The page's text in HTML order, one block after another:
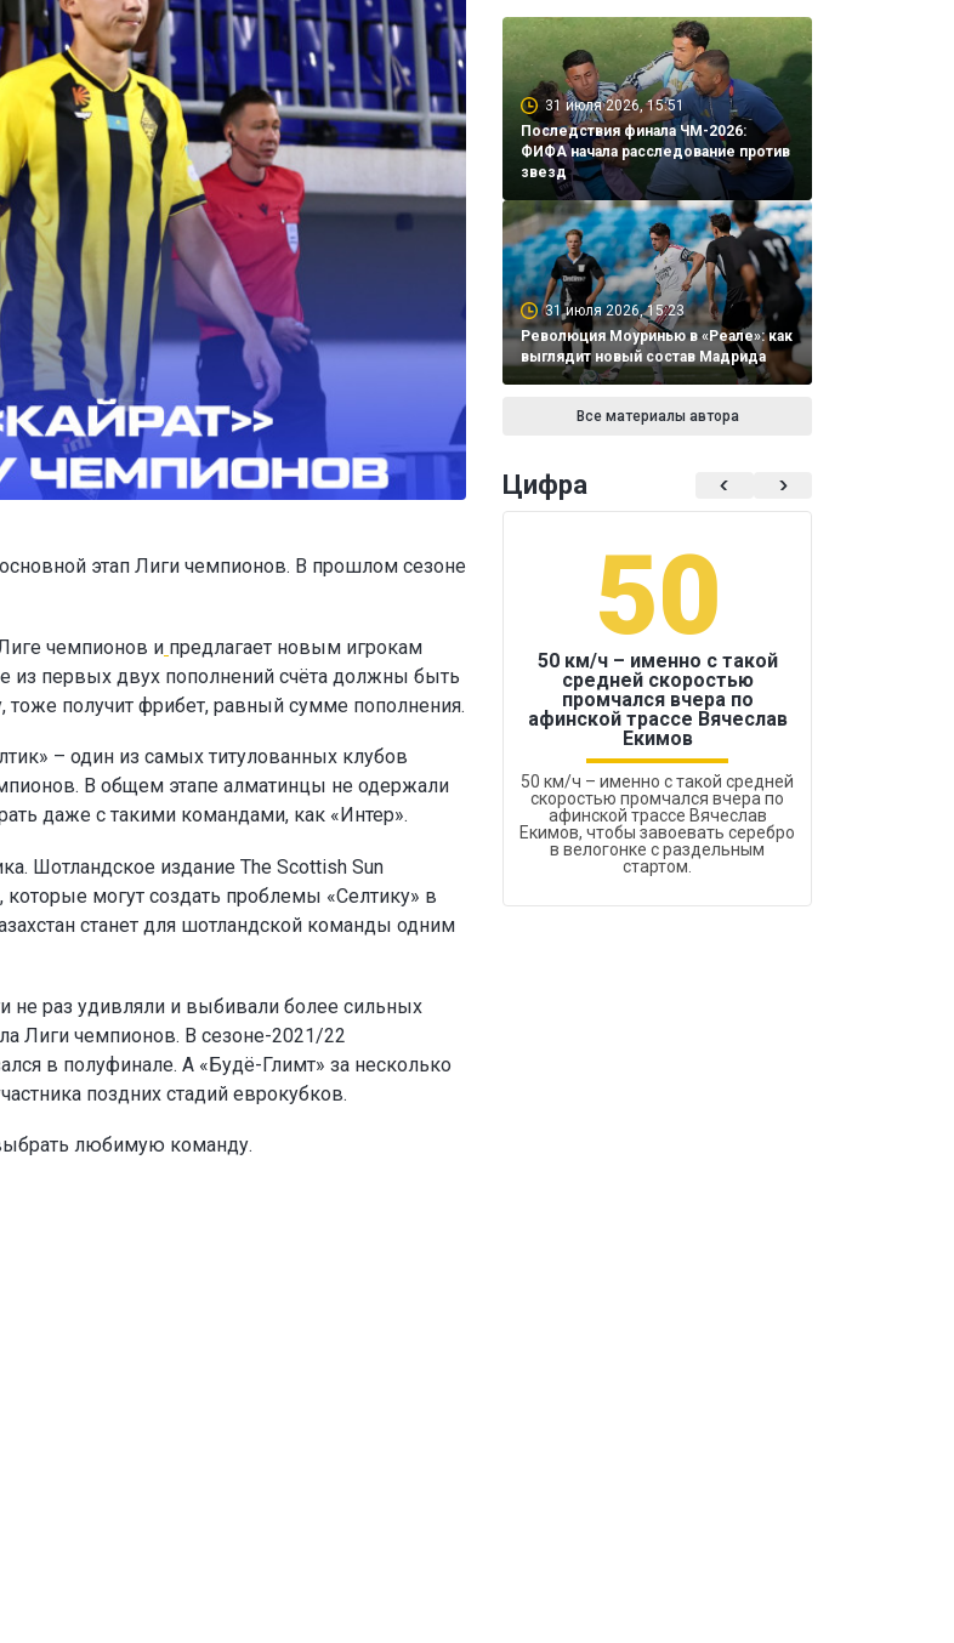
этап Лиги чемпионов. В прошлом сезоне
чемпионов и предлагает новым игрокам
из первых двух пополнений счёта должны быть
тоже получит фрибет, равный сумме пополнения.
– один из самых титулованных клубов
В общем этапе алматинцы не одержали
даже с такими командами, как «Интер».
Шотландское издание The Scottish Sun
могут создать проблемы «Селтику» в
станет для шотландской команды одним
не раз удивляли и выбивали более сильных
Лиги чемпионов. В сезоне-2021/22
в полуфинале. А «Будё-Глимт» за несколько
поздних стадий еврокубков.
любимую команду.
31 июля 2026, 15:51
Последствия финала ЧМ-2026:
ФИФА начала расследование против
звезд
31 июля 2026, 15:23
Революция Моуринью в «Реале»: как
выглядит новый состав Мадрида
Все материалы автора
Цифра
50
50 км/ч – именно с такой
средней скоростью
промчался вчера по
афинской трассе Вячеслав
Екимов
50 км/ч – именно с такой средней
скоростью промчался вчера по
афинской трассе Вячеслав
Екимов, чтобы завоевать серебро
в велогонке с раздельным
стартом.